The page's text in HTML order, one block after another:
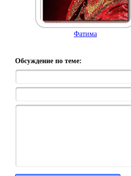
Фатима
Обсуждение по теме: